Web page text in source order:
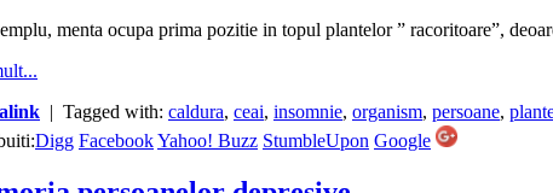
menta ocupa prima pozitie in topul plantelor ” racoritoare”,
| Tagged with: caldura, ceai, insomnie, organism, persoane,
Digg FacebookYahoo! Buzz StumbleUpon Google